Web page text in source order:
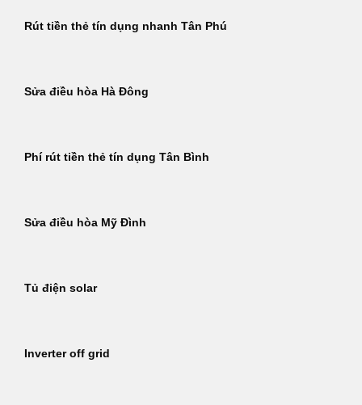
Rút tiền thẻ tín dụng nhanh Tân Phú
Sửa điều hòa Hà Đông
Phí rút tiền thẻ tín dụng Tân Bình
Sửa điều hòa Mỹ Đình
Tủ điện solar
Inverter off grid